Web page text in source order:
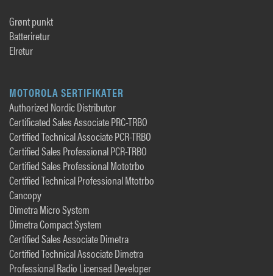
Grønt punkt
Batteriretur
Elretur
MOTOROLA SERTIFIKATER
Authorized Nordic Distributor
Certificated Sales Associate PRC-TRBO
Certified Technical Associate PCR-TRBO
Certified Sales Professional PCR-TRBO
Certified Sales Professional Mototrbo
Certified Technical Professional Mtotrbo
Cancopy
Dimetra Micro System
Dimetra Compact System
Certified Sales Associate Dimetra
Certified Technical Associate Dimetra
Professional Radio Licensed Developer